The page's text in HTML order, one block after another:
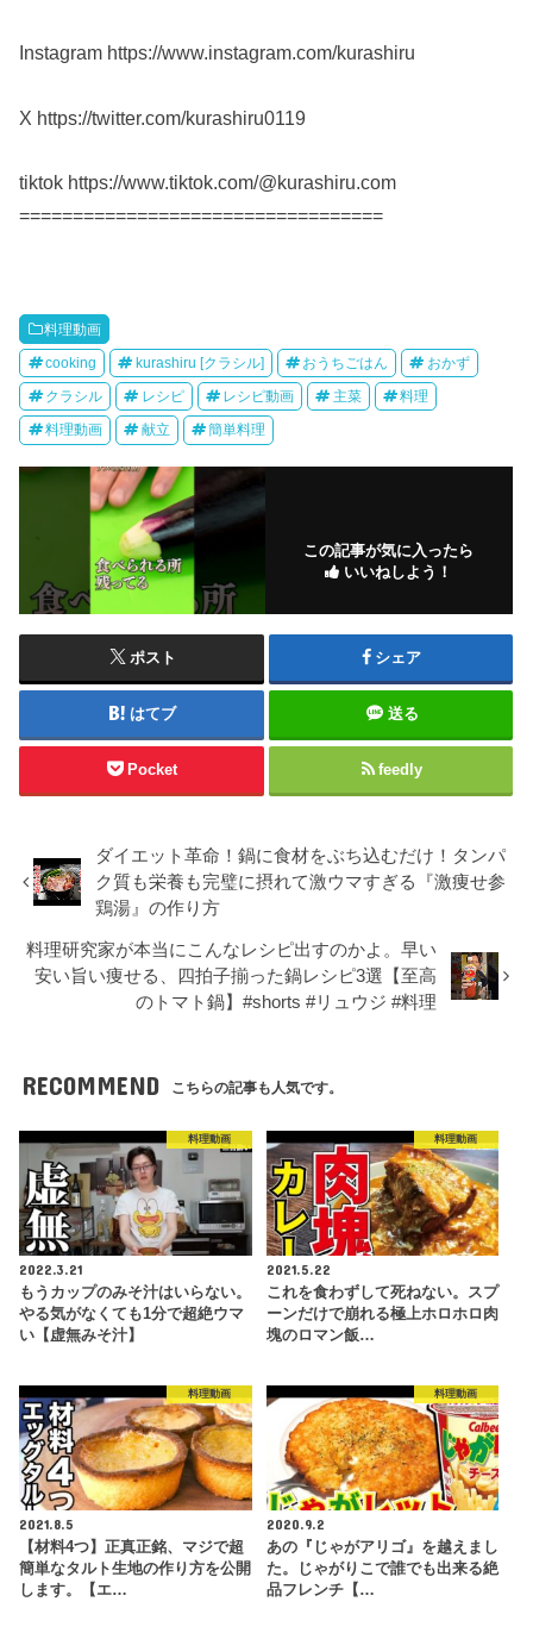
Instagram https://www.instagram.com/kurashiru
X https://twitter.com/kurashiru0119
tiktok https://www.tiktok.com/@kurashiru.com
==================================
料理動画
cooking kurashiru [クラシル] おうちごはん おかず
クラシル レシピ レシピ動画 主菜 料理
料理動画 献立 簡単料理
この記事が気に入ったら
いいねしよう！
ポスト シェア
はてブ 送る
Pocket feedly
ダイエット革命！鍋に食材をぶち込むだけ！タンパ
ク質も栄養も完璧に摂れて激ウマすぎる『激痩せ参
鶏湯』の作り方
料理研究家が本当にこんなレシピ出すのかよ。早い
安い旨い痩せる、四拍子揃った鍋レシピ3選【至高
のトマト鍋】#shorts #リュウジ #料理
RECOMMEND こちらの記事も人気です。
料理動画
2022.3.21
もうカップのみそ汁はいらない。
やる気がなくても1分で超絶ウマ
い【虚無みそ汁】
料理動画
2021.5.22
これを食わずして死ねない。スプ
ーンだけで崩れる極上ホロホロ肉
塊のロマン飯…
料理動画
2021.8.5
【材料4つ】正真正銘、マジで超
簡単なタルト生地の作り方を公開
します。【エ…
料理動画
2020.9.2
あの『じゃがアリゴ』を越えまし
た。じゃがりこで誰でも出来る絶
品フレンチ【…